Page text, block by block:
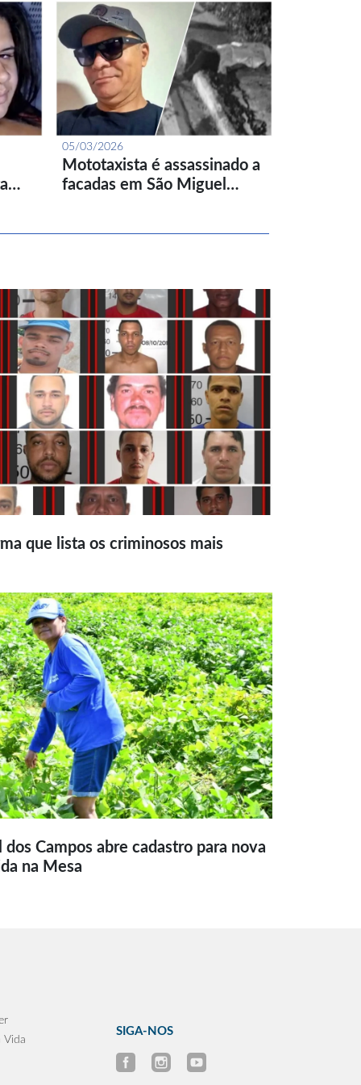
05/03/2026
Mototaxista é assassinado a
facadas em São Miguel…
que lista os criminosos mais
Campos abre cadastro para nova
na Mesa
Vida
SIGA-NOS